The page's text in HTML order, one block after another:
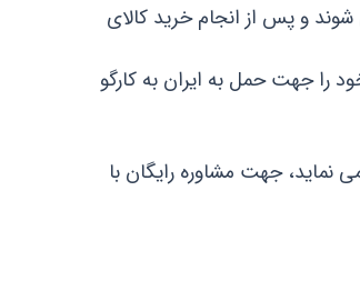
و پس از انجام خرید کالای
را جهت حمل به ایران به کارگو
نماید، جهت مشاوره رایگان با